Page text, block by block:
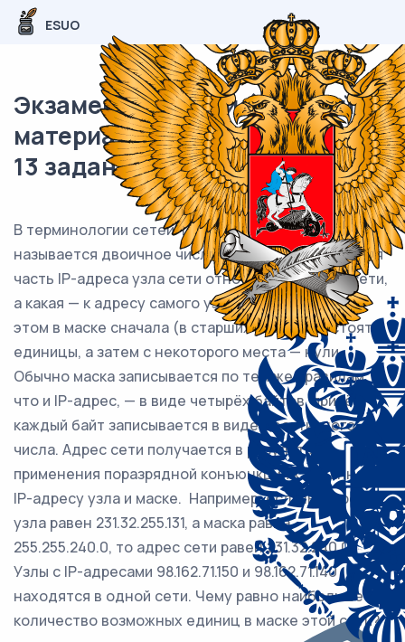
ESUO
Экзаменационный (типовой)
материал ЕГЭ / Информатика /
13 задание (24) / 46
В терминологии сетей TCP/IP маской сети
называется двоичное число, определяющее, какая
часть IP-адреса узла сети относится к адресу сети,
а какая — к адресу самого узла в этой сети. При
этом в маске сначала (в старших разрядах) стоят
единицы, а затем с некоторого места — нули.
Обычно маска записывается по тем же правилам,
что и IP-адрес, — в виде четырёх байтов, причём
каждый байт записывается в виде десятичного
числа. Адрес сети получается в результате
применения поразрядной конъюнкции к заданному
IP-адресу узла и маске. Например, если IP-адрес
узла равен 231.32.255.131, а маска равна
255.255.240.0, то адрес сети равен 231.32.240.0.
Узлы с IP-адресами 98.162.71.150 и 98.162.71.140
находятся в одной сети. Чему равно наибольшее
количество возможных единиц в маске этой сети?